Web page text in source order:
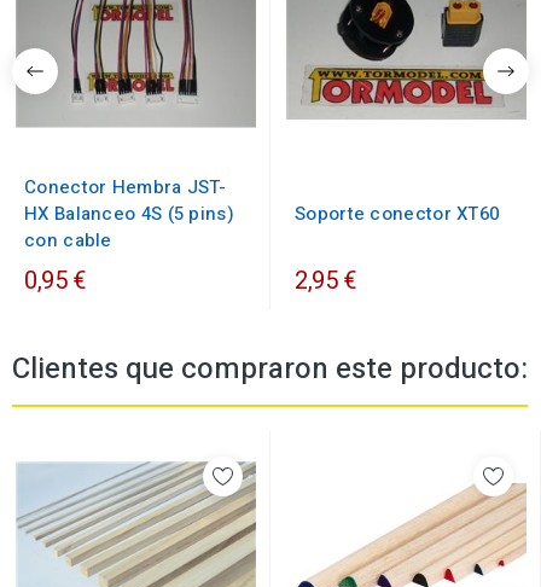
Conector Hembra JST-
HX Balanceo 4S (5 pins)
con cable
0,95 €
Soporte conector XT60
2,95 €
Clientes que compraron este producto: